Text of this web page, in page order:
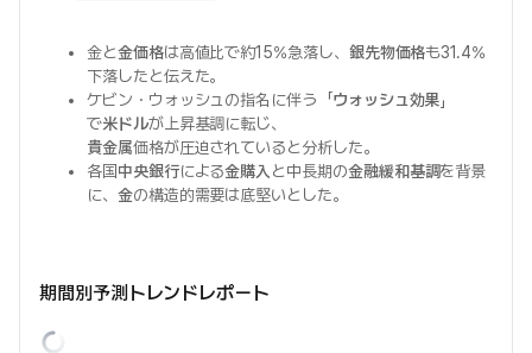
金と金価格は高値比で約15%急落し、 銀先物価格も31.4%
下落したと伝えた。
ケビン・ウォッシュの指名に伴う「ウォッシュ効果」
で米ドルが上昇基調に転じ、
貴金属価格が圧迫されていると分析した。
各国中央銀行による金購入 と中長期の金融緩和基調を背景
に、 金の構造的需要は底堅いとした。
期間別予測トレンドレポート